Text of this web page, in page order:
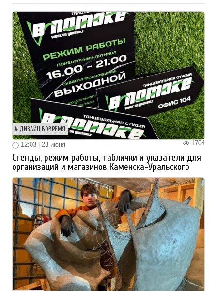
ДИЗАЙН ВОВРЕМЯ
1704
12:03 | 23 июня
Стенды, режим работы, таблички и указатели для
организаций и магазинов Каменска-Уральского